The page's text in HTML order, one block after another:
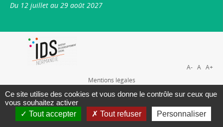
Du 12 juillet au 29 août 2027
Mentions légales
Plan du site
Nous contacter
A propos du portail
A- A A+
Ce site utilise des cookies et vous donne le contrôle sur ceux que
vous souhaitez activer
Tout accepter
Tout refuser Personnaliser